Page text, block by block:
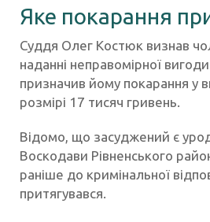
Яке покарання
Суддя Олег Костюк визнав
наданні неправомірної
призначив йому покарання у
розмірі 17 тисяч гривень.
Відомо, що засуджений є
Воскодави Рівненського
раніше до кримінальної
притягувався.